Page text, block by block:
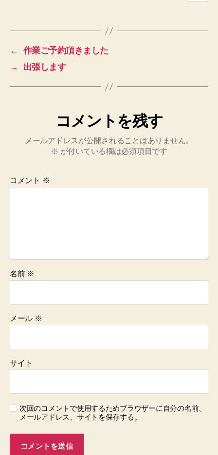
致
ま
←
作業ご予約頂きました
→
出張します
コメントを残す
メールアドレスが公開されることはありません。
※ が付いている欄は必須項目です
コメント ※
名前 ※
メール ※
サイト
次回のコメントで使用するためブラウザーに自分の名前、
メールアドレス、サイトを保存する。